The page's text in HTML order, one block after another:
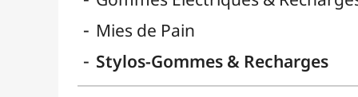
Body-Paint / Maquillage
Bombes & Feutres à Peinture
Céramique / Poterie